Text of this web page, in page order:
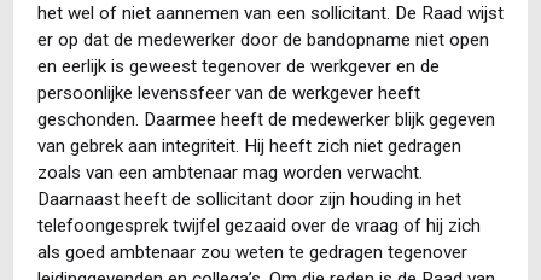
het wel of niet aannemen van een sollicitant. De Raad wijst
er op dat de medewerker door de bandopname niet open
en eerlijk is geweest tegenover de werkgever en de
persoonlijke levenssfeer van de werkgever heeft
geschonden. Daarmee heeft de medewerker blijk gegeven
van gebrek aan integriteit. Hij heeft zich niet gedragen
zoals van een ambtenaar mag worden verwacht.
Daarnaast heeft de sollicitant door zijn houding in het
telefoongesprek twijfel gezaaid over de vraag of hij zich
als goed ambtenaar zou weten te gedragen tegenover